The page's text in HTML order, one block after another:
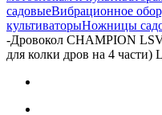
садовыеВибрационное
культиваторыНожницы
-Дровокол CHAMPION
для колки дров на 4 части)